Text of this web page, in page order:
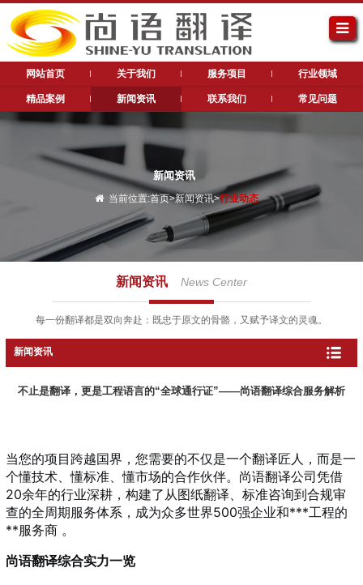
网站首页 关于我们 服务项目 行业领域
精品案例 新闻资讯 联系我们 常见问题
新闻资讯
当前位置:首页>新闻资讯>行业动态
新闻资讯 News Center
每一份翻译都是双向奔赴：既忠于原文的骨骼，又赋予译文的灵魂。
新闻资讯
不止是翻译，更是工程语言的“全球通行证”——尚语翻译综合服务解析
当您的项目跨越国界，您需要的不仅是一个翻译匠人，而是一
个懂技术、懂标准、懂市场的合作伙伴。尚语翻译公司凭借
20余年的行业深耕，构建了从图纸翻译、标准咨询到合规审
查的全周期服务体系，成为众多世界500强企业和***工程的
**服务商 。
尚语翻译综合实力一览